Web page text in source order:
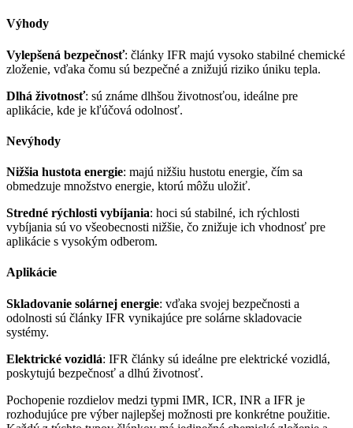
Výhody
Vylepšená bezpečnosť: články IFR majú vysoko stabilné chemické
zloženie, vďaka čomu sú bezpečné a znižujú riziko úniku tepla.
Dlhá životnosť: sú známe dlhšou životnosťou, ideálne pre
aplikácie, kde je kľúčová odolnosť.
Nevýhody
Nižšia hustota energie: majú nižšiu hustotu energie, čím sa
obmedzuje množstvo energie, ktorú môžu uložiť.
Stredné rýchlosti vybíjania: hoci sú stabilné, ich rýchlosti
vybíjania sú vo všeobecnosti nižšie, čo znižuje ich vhodnosť pre
aplikácie s vysokým odberom.
Aplikácie
Skladovanie solárnej energie: vďaka svojej bezpečnosti a
odolnosti sú články IFR vynikajúce pre solárne skladovacie
systémy.
Elektrické vozidlá: IFR články sú ideálne pre elektrické vozidlá,
poskytujú bezpečnosť a dlhú životnosť.
Pochopenie rozdielov medzi typmi IMR, ICR, INR a IFR je
rozhodujúce pre výber najlepšej možnosti pre konkrétne použitie.